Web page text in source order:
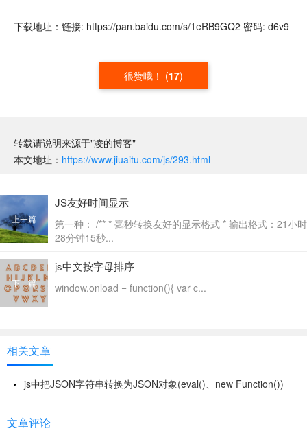
下载地址：链接: https://pan.baidu.com/s/1eRB9GQ2 密码: d6v9
很赞哦！ (17)
转载请说明来源于"凌的博客"
本文地址： https://www.jiuaitu.com/js/293.html
上一篇
JS友好时间显示
第一种： /** * 毫秒转换友好的显示格式 * 输出格式：21小时
28分钟15秒...
下一篇
js中文按字母排序
window.onload = function(){ var c...
相关文章
js中把JSON字符串转换为JSON对象(eval()、new Function())
文章评论